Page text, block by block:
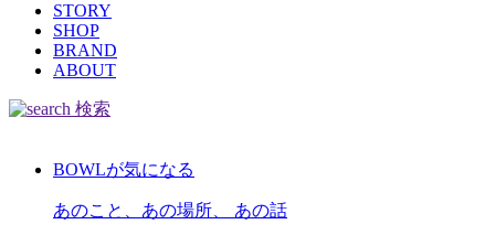
STORY
SHOP
BRAND
ABOUT
検索
BOWLが気になる
あのこと、あの場所、 あの話